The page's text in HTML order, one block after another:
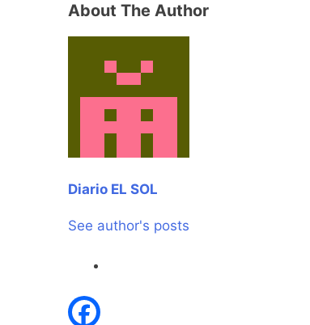
About The Author
Diario EL SOL
See author's posts